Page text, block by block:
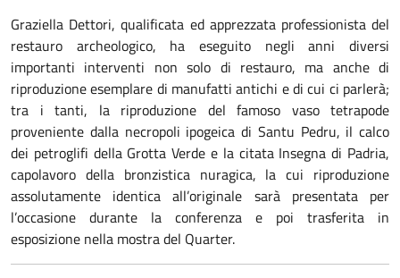
Graziella Dettori, qualificata ed apprezzata professionista del
restauro archeologico, ha eseguito negli anni diversi
importanti interventi non solo di restauro, ma anche di
riproduzione esemplare di manufatti antichi e di cui ci parlerà;
tra i tanti, la riproduzione del famoso vaso tetrapode
proveniente dalla necropoli ipogeica di Santu Pedru, il calco
dei petroglifi della Grotta Verde e la citata Insegna di Padria,
capolavoro della bronzistica nuragica, la cui riproduzione
assolutamente identica all’originale sarà presentata per
l’occasione durante la conferenza e poi trasferita in
esposizione nella mostra del Quarter.